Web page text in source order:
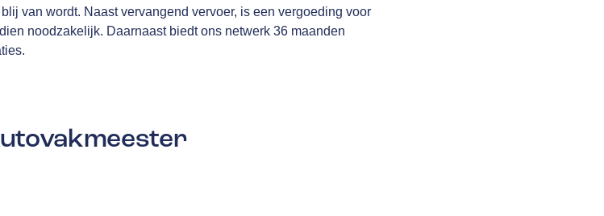
van wordt. Naast vervangend vervoer, is een vergoeding voor
noodzakelijk. Daarnaast biedt ons netwerk 36 maanden